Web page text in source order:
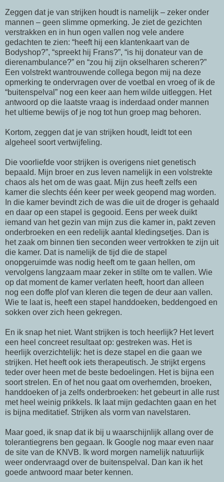
Zeggen dat je van strijken houdt is namelijk – zeker onder
mannen – geen slimme opmerking. Je ziet de gezichten
verstrakken en in hun ogen vallen nog vele andere
gedachten te zien: “heeft hij een klantenkaart van de
Bodyshop?”, “spreekt hij Frans?”, “is hij donateur van de
dierenambulance?” en “zou hij zijn okselharen scheren?”
Een volstrekt wantrouwende collega begon mij na deze
opmerking te ondervragen over de voetbal en vroeg of ik de
“buitenspelval” nog een keer aan hem wilde uitleggen. Het
antwoord op die laatste vraag is inderdaad onder mannen
het ultieme bewijs of je nog tot hun groep mag behoren.
Kortom, zeggen dat je van strijken houdt, leidt tot een
algeheel soort vertwijfeling.
Die voorliefde voor strijken is overigens niet genetisch
bepaald. Mijn broer en zus leven namelijk in een volstrekte
chaos als het om de was gaat. Mijn zus heeft zelfs een
kamer die slechts één keer per week geopend mag worden.
In die kamer bevindt zich de was die uit de droger is gehaald
en daar op een stapel is gegooid. Eens per week duikt
iemand van het gezin van mijn zus die kamer in, pakt zeven
onderbroeken en een redelijk aantal kledingsetjes. Dan is
het zaak om binnen tien seconden weer vertrokken te zijn uit
die kamer. Dat is namelijk de tijd die de stapel
onopgeruimde was nodig heeft om te gaan hellen, om
vervolgens langzaam maar zeker in stilte om te vallen. Wie
op dat moment de kamer verlaten heeft, hoort dan alleen
nog een doffe plof van kleren die tegen de deur aan vallen.
Wie te laat is, heeft een stapel handdoeken, beddengoed en
sokken over zich heen gekregen.
En ik snap het niet. Want strijken is toch heerlijk? Het levert
een heel concreet resultaat op: gestreken was. Het is
heerlijk overzichtelijk: het is deze stapel en die gaan we
strijken. Het heeft ook iets therapeutisch. Je strijkt ergens
teder over heen met de beste bedoelingen. Het is bijna een
soort strelen. En of het nou gaat om overhemden, broeken,
handdoeken of ja zelfs onderbroeken: het gebeurt in alle rust
met heel weinig prikkels. Ik laat mijn gedachten gaan en het
is bijna meditatief. Strijken als vorm van navelstaren.
Maar goed, ik snap dat ik bij u waarschijnlijk allang over de
tolerantiegrens ben gegaan. Ik Google nog maar even naar
de site van de KNVB. Ik word morgen namelijk natuurlijk
weer ondervraagd over de buitenspelval. Dan kan ik het
goede antwoord maar beter kennen.